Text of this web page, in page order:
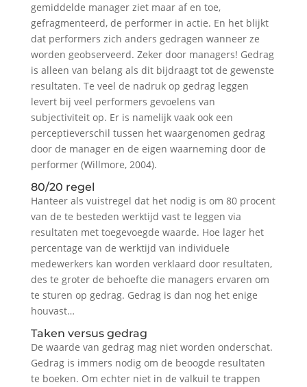
gemiddelde manager ziet maar af en toe,
gefragmenteerd, de performer in actie. En het blijkt
dat performers zich anders gedragen wanneer ze
worden geobserveerd. Zeker door managers! Gedrag
is alleen van belang als dit bijdraagt tot de gewenste
resultaten. Te veel de nadruk op gedrag leggen
levert bij veel performers gevoelens van
subjectiviteit op. Er is namelijk vaak ook een
perceptieverschil tussen het waargenomen gedrag
door de manager en de eigen waarneming door de
performer (Willmore, 2004).
80/20 regel
Hanteer als vuistregel dat het nodig is om 80 procent
van de te besteden werktijd vast te leggen via
resultaten met toegevoegde waarde. Hoe lager het
percentage van de werktijd van individuele
medewerkers kan worden verklaard door resultaten,
des te groter de behoefte die managers ervaren om
te sturen op gedrag. Gedrag is dan nog het enige
houvast…
Taken versus gedrag
De waarde van gedrag mag niet worden onderschat.
Gedrag is immers nodig om de beoogde resultaten
te boeken. Om echter niet in de valkuil te trappen